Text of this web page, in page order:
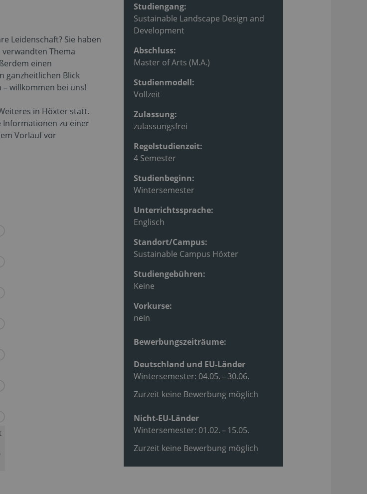
Leidenschaft? Sie haben
Thema
einen
ganzheitlichen Blick
willkommen bei uns!
in Höxter statt.
zu einer
Vorlauf vor
Studiengang:
Sustainable Landscape Design and
Development
Abschluss:
Master of Arts (M.A.)
Studienmodell:
Vollzeit
Zulassung:
zulassungsfrei
Regelstudienzeit:
4 Semester
Studienbeginn:
Wintersemester
Unterrichtssprache:
Englisch
Standort/Campus:
Sustainable Campus Höxter
Studiengebühren:
Keine
Vorkurse:
nein
Bewerbungszeiträume:
Deutschland und EU-Länder
Wintersemester: 04.05. – 30.06.
Zurzeit keine Bewerbung möglich
Nicht-EU-Länder
Wintersemester: 01.02. – 15.05.
Zurzeit keine Bewerbung möglich